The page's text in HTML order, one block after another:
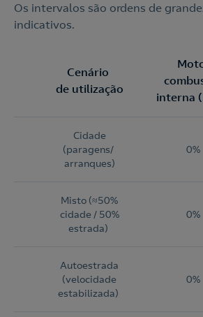
Os intervalos são ordens de
indicativos.
Cenário
de utilização
interna
Cidade
(paragens/
arranques)
0%
Misto (≈50%
cidade / 50%
estrada)
0%
Autoestrada
(velocidade
estabilizada)
0%